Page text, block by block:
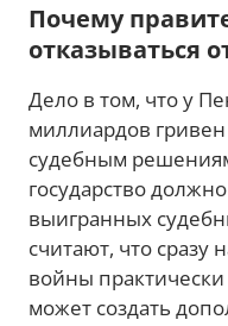
Почему
отказываться
Дело в том, что у
миллиардов
судебным
государство
выигранных
считают, что сразу
войны
может создать